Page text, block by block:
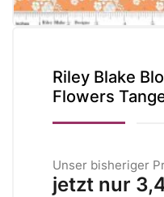
Riley Blake
Flowers
Unser bisheriger
jetzt nur